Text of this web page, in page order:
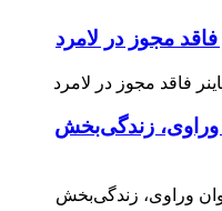
وراوی، زندگی‌بخش